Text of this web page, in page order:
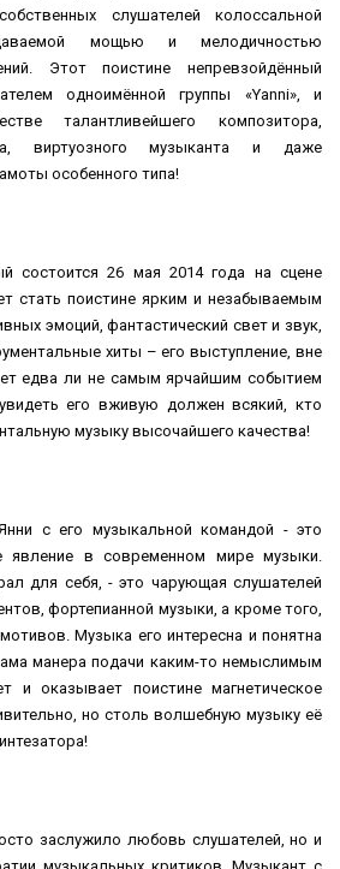
слушателей колоссальной
мощью и мелодичностью
Этот поистине непревзойдённый
одноимённой группы «Yanni», и
талантливейшего композитора,
виртуозного музыканта и даже
особенного типа!
состоится 26 мая 2014 года на сцене
стать поистине ярким и незабываемым
эмоций, фантастический свет и звук,
хиты – его выступление, вне
едва ли не самым ярчайшим событием
его вживую должен всякий, кто
музыку высочайшего качества!
с его музыкальной командой - это
явление в современном мире музыки.
для себя, - это чарующая слушателей
фортепианной музыки, а кроме того,
Музыка его интересна и понятна
манера подачи каким-то немыслимым
и оказывает поистине магнетическое
но столь волшебную музыку её
заслужило любовь слушателей, но и